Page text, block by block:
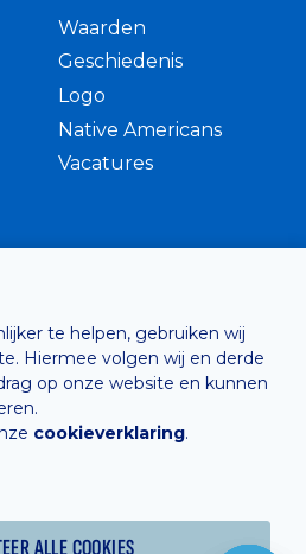
te helpen, gebruiken wij
Hiermee volgen wij en derde
op onze website en kunnen
cookieverklaring.
ALLE COOKIES
Waarden
Geschiedenis
Logo
Native Americans
Vacatures